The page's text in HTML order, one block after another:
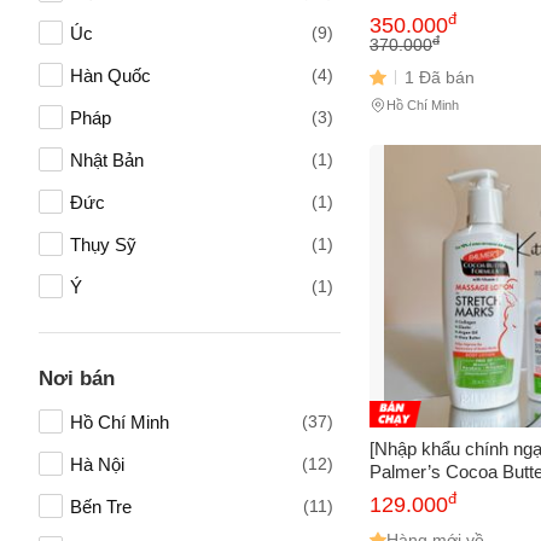
Úc (9)
Hàn Quốc (4)
Pháp (3)
Nhật Bản (1)
Đức (1)
Thụy Sỹ (1)
Ý (1)
Ba Lan (1)
Hàn Quốc
Nơi bán
Hồ Chí Minh (37)
Hà Nội (12)
Bến Tre (11)
Dành cho mẹ đang
350.000đ
370.000đ
1 Đã bán
Hồ Chí Minh
[Nhập khẩu chính
Palmer’s Cocoa
Lotion For Stretch
129.000đ
Mô tả(*)